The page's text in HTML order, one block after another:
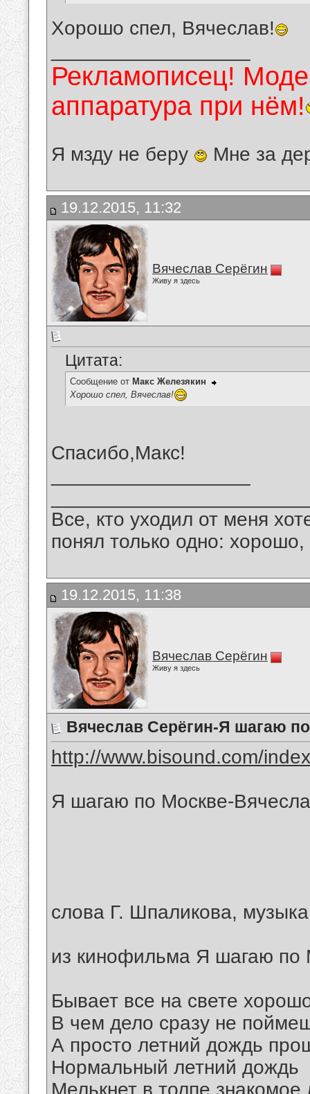
Хорошо спел, Вячеслав!
Рекламописец!
аппаратура при нём!
Я мзду не беру Мне за
19.12.2015, 11:32
Вячеслав Серёгин
Живу я здесь
Цитата:
Сообщение от Макс Железякин
Хорошо спел, Вячеслав!
Спасибо,Макс!
Все, кто уходил от меня
понял только одно:
19.12.2015, 11:38
Вячеслав Серёгин
Живу я здесь
Вячеслав Серёгин-Я шагаю
http://www.bisound.com/
Я шагаю по Москве-
слова Г. Шпаликова,
из кинофильма Я шагаю по
Бывает все на свете
В чем дело сразу не
А просто летний дождь
Нормальный летний дождь